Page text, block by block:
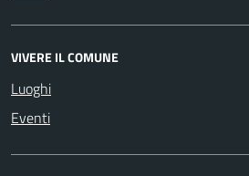
VIVERE IL COMUNE
Luoghi
Eventi